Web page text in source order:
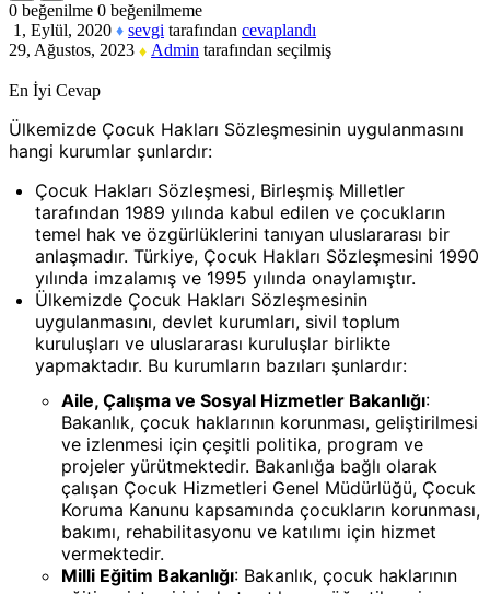
0 beğenilme 0 beğenilmeme
1, Eylül, 2020 ♦ sevgi tarafından cevaplandı
29, Ağustos, 2023 ♦ Admin tarafından seçilmiş
En İyi Cevap
Ülkemizde Çocuk Hakları Sözleşmesinin uygulanmasını
hangi kurumlar şunlardır:
Çocuk Hakları Sözleşmesi, Birleşmiş Milletler
tarafından 1989 yılında kabul edilen ve çocukların
temel hak ve özgürlüklerini tanıyan uluslararası bir
anlaşmadır. Türkiye, Çocuk Hakları Sözleşmesini 1990
yılında imzalamış ve 1995 yılında onaylamıştır.
Ülkemizde Çocuk Hakları Sözleşmesinin
uygulanmasını, devlet kurumları, sivil toplum
kuruluşları ve uluslararası kuruluşlar birlikte
yapmaktadır. Bu kurumların bazıları şunlardır:
Aile, Çalışma ve Sosyal Hizmetler Bakanlığı:
Bakanlık, çocuk haklarının korunması, geliştirilmesi
ve izlenmesi için çeşitli politika, program ve
projeler yürütmektedir. Bakanlığa bağlı olarak
çalışan Çocuk Hizmetleri Genel Müdürlüğü, Çocuk
Koruma Kanunu kapsamında çocukların korunması,
bakımı, rehabilitasyonu ve katılımı için hizmet
vermektedir.
Milli Eğitim Bakanlığı: Bakanlık, çocuk haklarının